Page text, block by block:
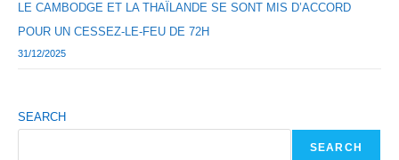
LE CAMBODGE ET LA THAÏLANDE SE SONT MIS D’ACCORD
POUR UN CESSEZ-LE-FEU DE 72H
31/12/2025
SEARCH
SEARCH